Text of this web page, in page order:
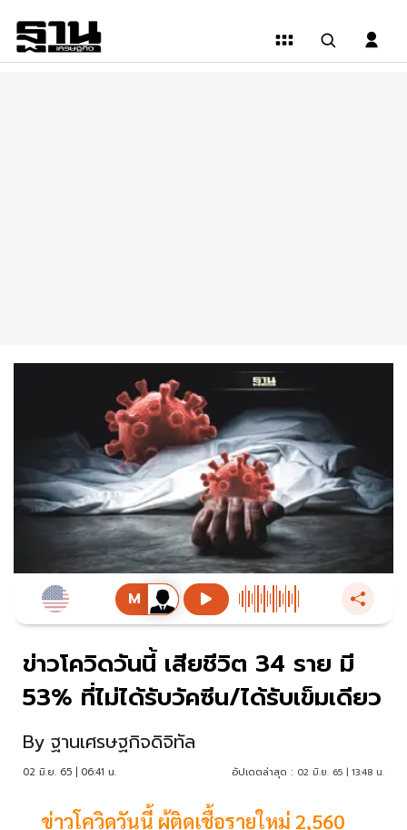
ข่าวโควิดวันนี้ เสียชีวิต 34 ราย มี
53% ที่ไม่ได้รับวัคซีน/ได้รับเข็มเดียว
By ฐานเศรษฐกิจดิจิทัล
02 มิ.ย. 65 | 06:41 น. อัปเดตล่าสุด : 02 มิ.ย. 65 | 13:48 น.
ข่าวโควิดวันนี้ ผู้ติดเชื้อรายใหม่ 2,560